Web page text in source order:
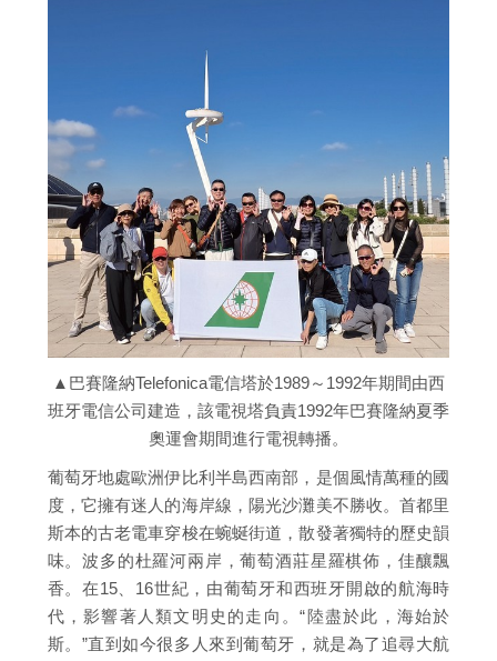
▲巴賽隆納Telefonica電信塔於1989～1992年期間由西
班牙電信公司建造，該電視塔負責1992年巴賽隆納夏季
奧運會期間進行電視轉播。
葡萄牙地處歐洲伊比利半島西南部，是個風情萬種的國
度，它擁有迷人的海岸線，陽光沙灘美不勝收。首都里
斯本的古老電車穿梭在蜿蜒街道，散發著獨特的歷史韻
味。波多的杜羅河兩岸，葡萄酒莊星羅棋佈，佳釀飄
香。在15、16世紀，由葡萄牙和西班牙開啟的航海時
代，影響著人類文明史的走向。“陸盡於此，海始於
斯。”直到如今很多人來到葡萄牙，就是為了追尋大航